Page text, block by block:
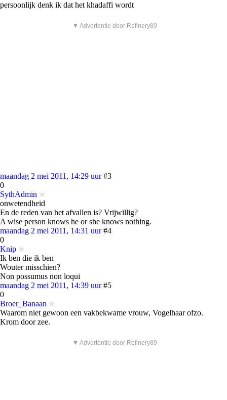
persoonlijk denk ik dat het khadaffi wordt
▼ Advertentie door Refinery89
maandag 2 mei 2011, 14:29 uur #3
0
SythAdmin
onwetendheid
En de reden van het afvallen is? Vrijwillig?
A wise person knows he or she knows nothing.
maandag 2 mei 2011, 14:31 uur #4
0
Knip
Ik ben die ik ben
Wouter misschien?
Non possumus non loqui
maandag 2 mei 2011, 14:39 uur #5
0
Broer_Banaan
Waarom niet gewoon een vakbekwame vrouw, Vogelhaar ofzo.
Krom door zee.
▼ Advertentie door Refinery89